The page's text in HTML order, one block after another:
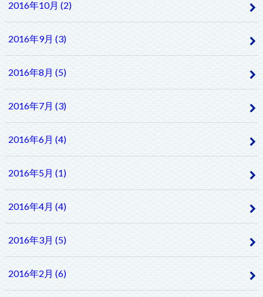
2016年10月 (2)
2016年9月 (3)
2016年8月 (5)
2016年7月 (3)
2016年6月 (4)
2016年5月 (1)
2016年4月 (4)
2016年3月 (5)
2016年2月 (6)